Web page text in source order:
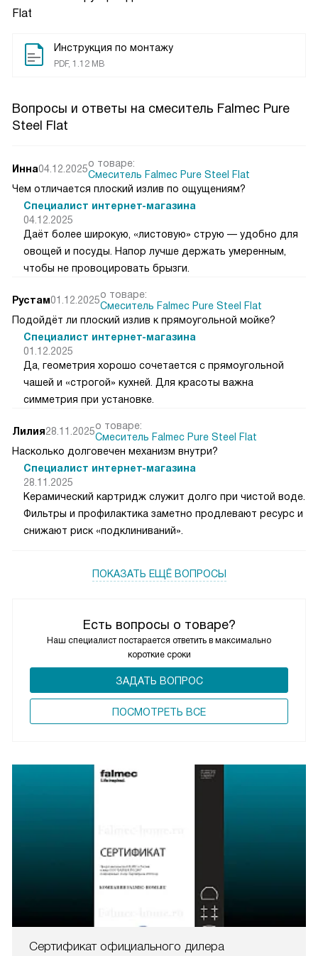
Flat
Инструкция по монтажу
PDF, 1.12 MB
Вопросы и ответы на смеситель Falmec Pure
Steel Flat
Есть вопросы о товаре?
Наш специалист постарается ответить в максимально
короткие сроки
ЗАДАТЬ ВОПРОС
ПОCМОТРЕТЬ ВСЕ
Инна04.12.2025о товаре:
Смеситель Falmec Pure Steel Flat
Чем отличается плоский излив по ощущениям?
Специалист интернет-магазина
04.12.2025
Даёт более широкую, «листовую» струю — удобно для
овощей и посуды. Напор лучше держать умеренным,
чтобы не провоцировать брызги.
Рустам01.12.2025о товаре:
Смеситель Falmec Pure Steel Flat
Подойдёт ли плоский излив к прямоугольной мойке?
Специалист интернет-магазина
01.12.2025
Да, геометрия хорошо сочетается с прямоугольной
чашей и «строгой» кухней. Для красоты важна
симметрия при установке.
Лилия28.11.2025о товаре:
Смеситель Falmec Pure Steel Flat
Насколько долговечен механизм внутри?
Специалист интернет-магазина
28.11.2025
Керамический картридж служит долго при чистой воде.
Фильтры и профилактика заметно продлевают ресурс и
снижают риск «подклиниваний».
ПОКАЗАТЬ ЕЩЁ ВОПРОСЫ
Сертификат официального дилера